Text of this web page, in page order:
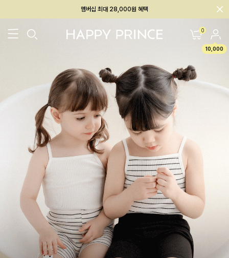
회원전용 아울렛, 가입하면 ~60% 할인!
0
10,000